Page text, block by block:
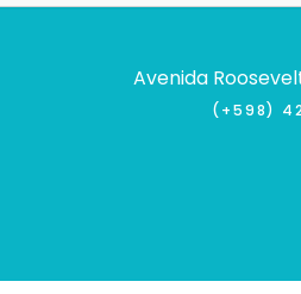
Avenida
(+598)